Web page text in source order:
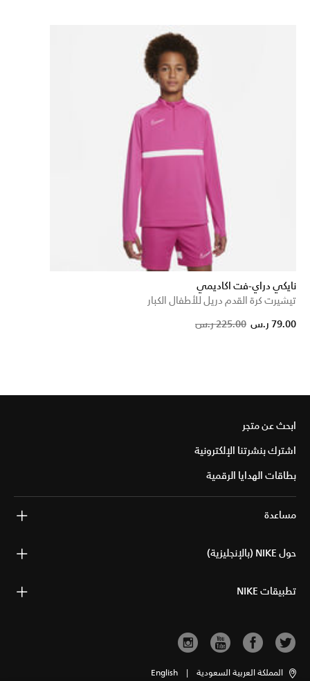
نايكي دراي-فت اكاديمي
تيشيرت كرة القدم دريل للأطفال الكبار
Price 225.00 ر.س to
79.00 ر.س
ابحث عن متجر
اشترك بنشرتنا الإلكترونية
بطاقات الهدايا الرقمية
مساعدة
حول NIKE (بالإنجليزية)
تطبيقات NIKE
المملكة العربية السعودية |
English